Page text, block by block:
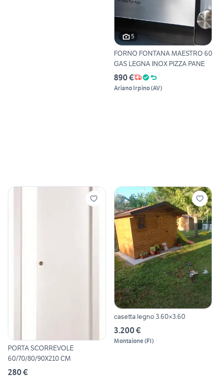
5
FORNO FONTANA MAESTRO 60
GAS LEGNA INOX PIZZA PANE
890 €
Ariano Irpino(AV)
PORTA SCORREVOLE
60/70/80/90X210 CM
280 €
casetta legno 3.60×3.60
3.200 €
Montaione(FI)